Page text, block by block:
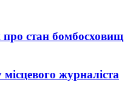
стан бомбосховищ
журналіста